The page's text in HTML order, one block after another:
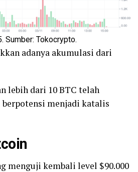
Sumber: Tokocrypto.
adanya akumulasi dari
lebih dari 10 BTC telah
berpotensi menjadi katalis
menguji kembali level $90.000